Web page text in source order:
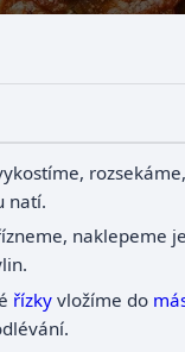
natí.
naklepeme
řízkyvložíme do